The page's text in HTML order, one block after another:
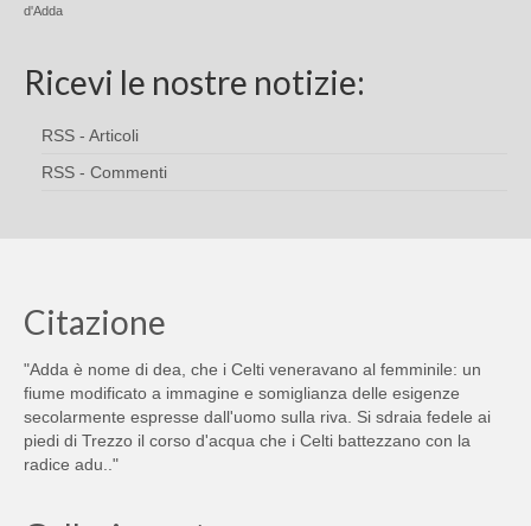
d'Adda
Ricevi le nostre notizie:
RSS - Articoli
RSS - Commenti
Citazione
"Adda è nome di dea, che i Celti veneravano al femminile: un
fiume modificato a immagine e somiglianza delle esigenze
secolarmente espresse dall'uomo sulla riva. Si sdraia fedele ai
piedi di Trezzo il corso d'acqua che i Celti battezzano con la
radice adu.."